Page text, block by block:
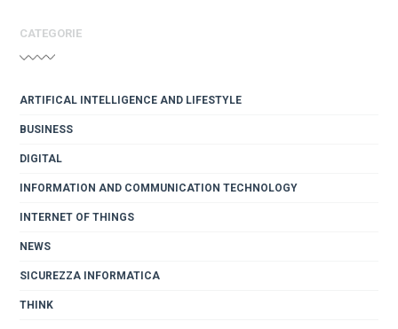
CATEGORIE
ARTIFICAL INTELLIGENCE AND LIFESTYLE
BUSINESS
DIGITAL
INFORMATION AND COMMUNICATION TECHNOLOGY
INTERNET OF THINGS
NEWS
SICUREZZA INFORMATICA
THINK